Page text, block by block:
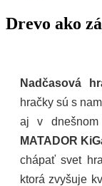
Drevo ako
Nadčasová
hračky sú s
aj v dnešnom
MATADOR
chápať svet
ktorá zvyšuje